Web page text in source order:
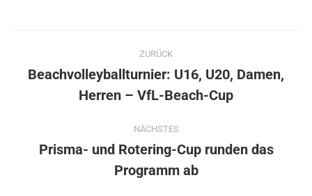
Kommentarnavigation
ZURÜCK
Vorheriger
Beitrag:
Beachvolleyballturnier: U16, U20, Damen,
Herren – VfL-Beach-Cup
NÄCHSTES
Nächster
Beitrag:
Prisma- und Rotering-Cup runden das
Programm ab